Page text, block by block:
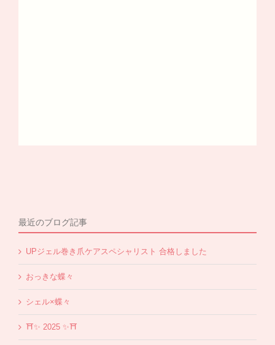
最近のブログ記事
UPジェル巻き爪ケアスペシャリスト 合格しました
おっきな蝶々
シェル×蝶々
⛩✨️ 2025 ✨️⛩